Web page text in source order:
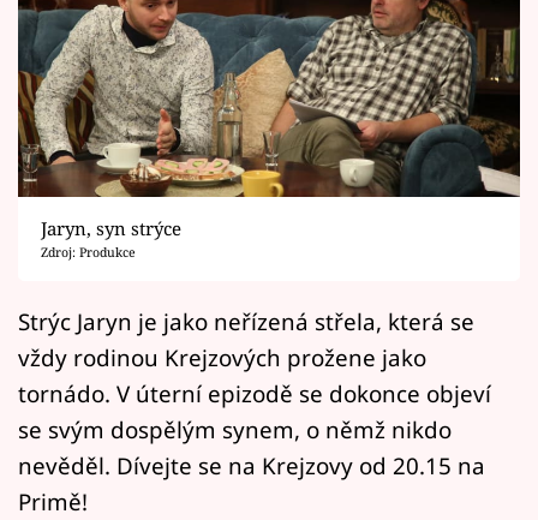
Seriály
Horoskopy
Sledujte prima+
Filmový festival Karlovy Vary
Pořady
Mámy sobě
Přihlášení
Sledujte nás
Jaryn, syn strýce
Zdroj: Produkce
Strýc Jaryn je jako neřízená střela, která se
vždy rodinou Krejzových prožene jako
tornádo. V úterní epizodě se dokonce objeví
se svým dospělým synem, o němž nikdo
nevěděl. Dívejte se na Krejzovy od 20.15 na
Primě!